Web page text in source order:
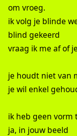
om vroeg.
ik volg je blinde
blind gekeerd
vraag ik me af of
je houdt niet van
je wil enkel
ik heb geen
ja, in jouw beeld